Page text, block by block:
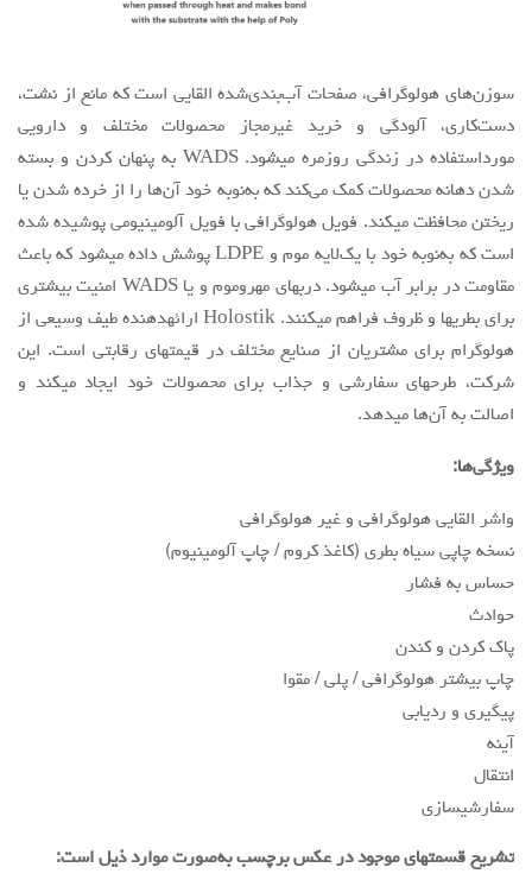
سوزن‌های هولوگرافی، صفحات آب‌بندی‌شده القایی است که مانع از نشت،
دست‌کاری، آلودگی و خرید غیرمجاز محصولات مختلف و دارویی
مورداستفاده در زندگی روزمره میشود. WADS به پنهان کردن و بسته
شدن دهانه محصولات کمک می‌کند که به‌نوبه خود آن‌ها را از خرده شدن یا
ریختن محافظت میکند. فویل هولوگرافی با فویل آلومینیومی پوشیده شده
است که به‌نوبه خود با یک‌لایه موم و LDPE پوشش داده میشود که باعث
مقاومت در برابر آب میشود. دربهای مهروموم و یا WADS امنیت بیشتری
برای بطریها و ظروف فراهم میکنند. Holostik ارائهدهنده طیف وسیعی از
هولوگرام برای مشتریان از صنایع مختلف در قیمتهای رقابتی است. این
شرکت، طرحهای سفارشی و جذاب برای محصولات خود ایجاد میکند و
اصالت به آن‌ها میدهد.
ویژگی‌ها:
واشر القایی هولوگرافی و غیر هولوگرافی
نسخه چاپی سیاه بطری (کاغذ کروم / چاپ آلومینیوم)
حساس به فشار
حوادث
پاک کردن و کندن
چاپ بیشتر هولوگرافی / پلی / مقوا
پیگیری و ردیابی
آینه
انتقال
سفارشیسازی
تشریح قسمتهای موجود در عکس برچسب به‌صورت موارد ذیل است: